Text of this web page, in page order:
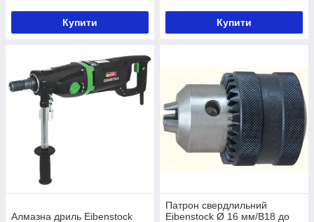
Купити Купити
Алмазна дриль Eibenstock
Патрон свердлильний
Eibenstock Ø 16 мм/В18 до